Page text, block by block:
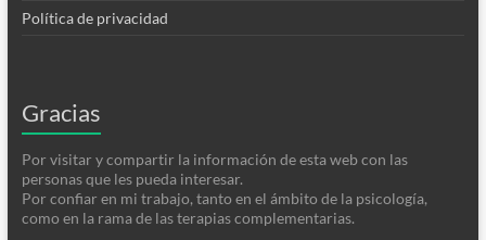
Política de privacidad
Gracias
Por visitar y compartir la información de esta web con las
personas que les pueda interesar.
Por confiar en mi trabajo, tanto en el ámbito de la psicología,
como en la rama de las terapias complementarias.